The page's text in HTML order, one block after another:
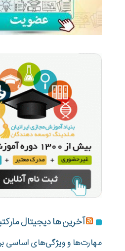
آخرین ها دیجیتال
مهارت‌ها و ویژگی‌های اساسی